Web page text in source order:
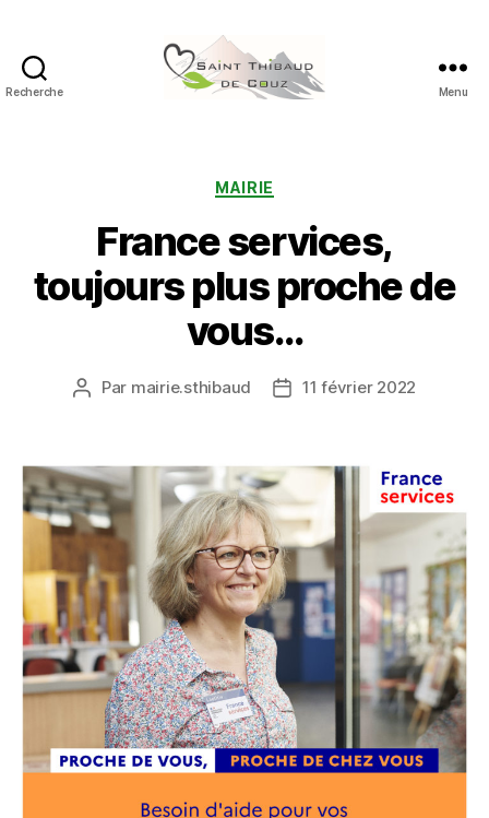
Recherche
Couz
Menu
Catégories
MAIRIE
France services,
toujours plus proche de
vous…
Auteur
Par mairie.sthibaud
Date11 février 2022